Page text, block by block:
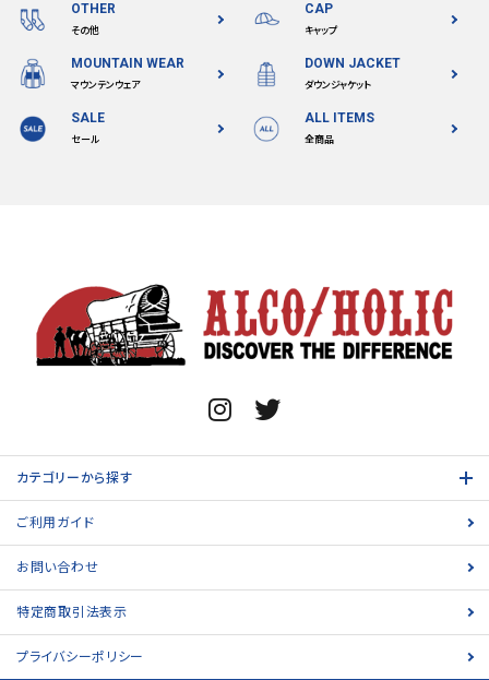
OTHER
その他
CAP
キャップ
MOUNTAIN WEAR
マウンテンウェア
DOWN JACKET
ダウンジャケット
SALE
セール
ALL ITEMS
全商品
カテゴリーから探す
ご利用ガイド
お問い合わせ
特定商取引法表示
プライバシーポリシー